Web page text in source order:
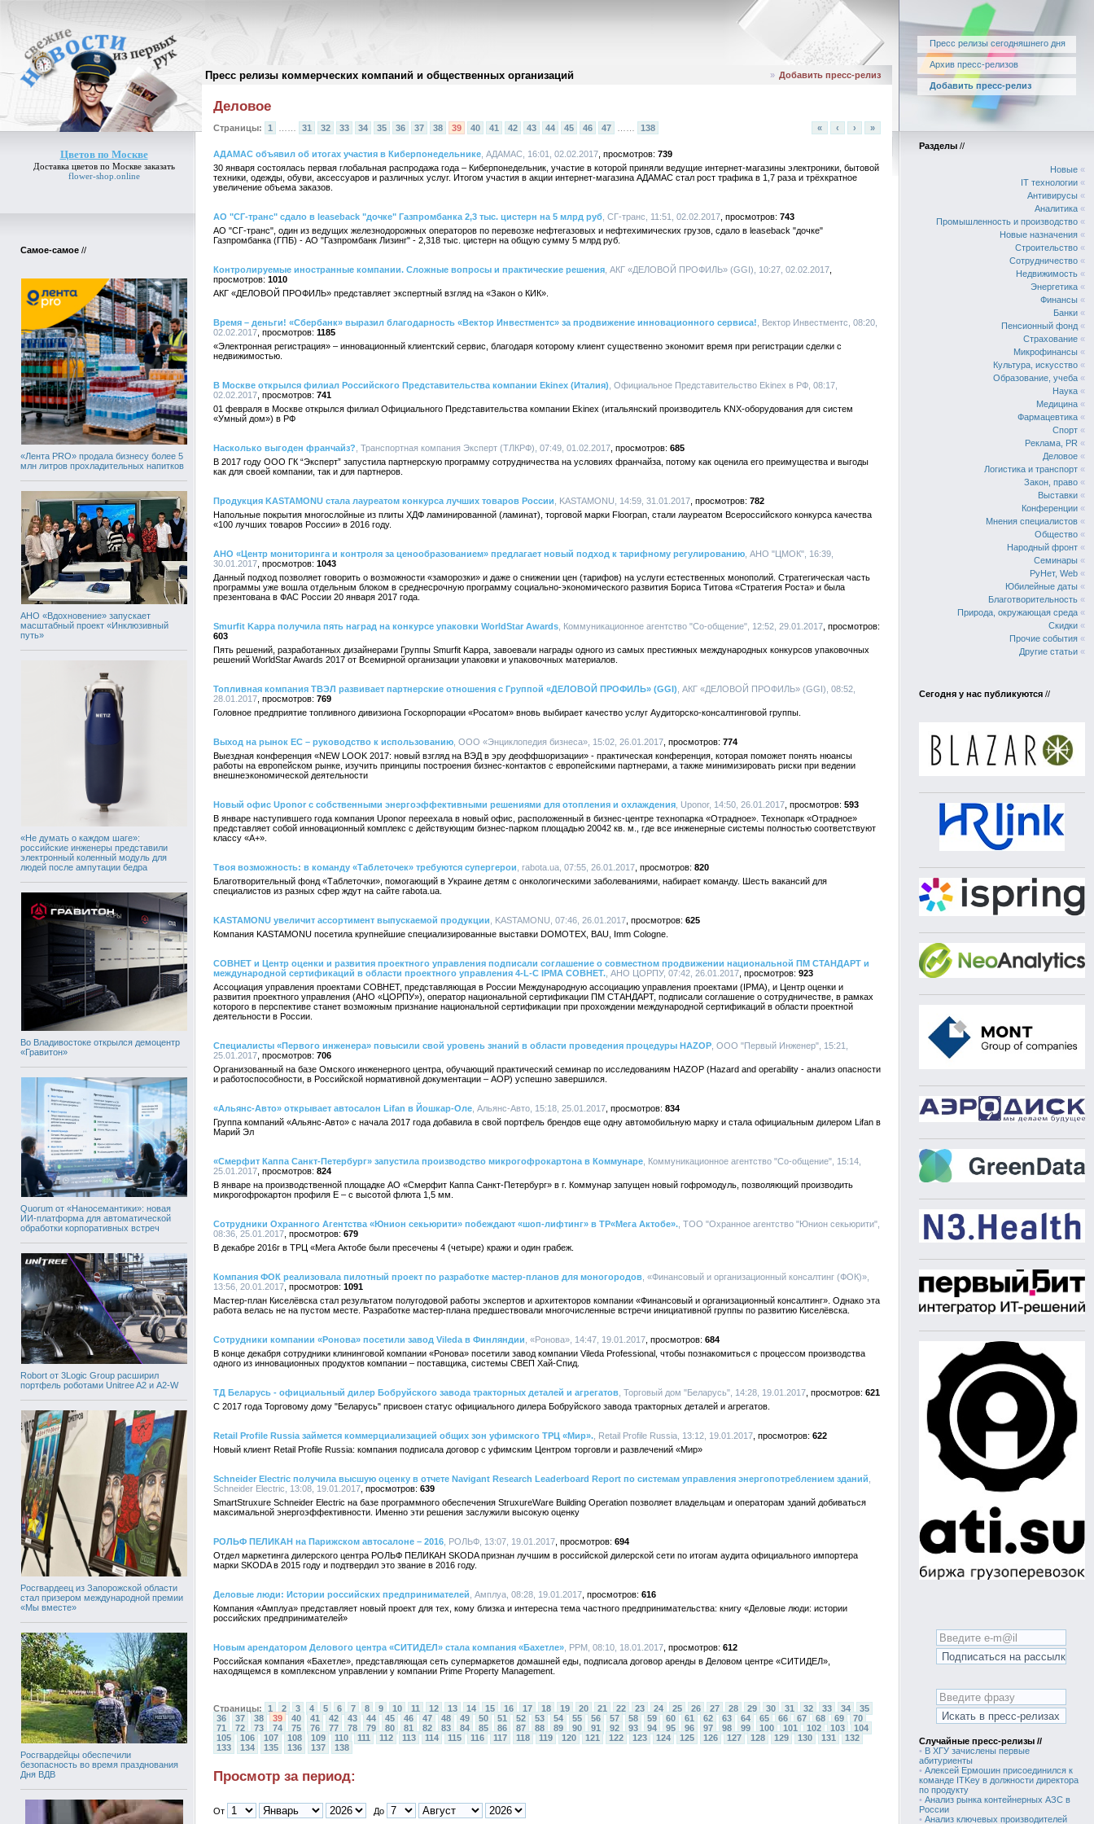
Пресс релизы коммерческих компаний и общественных организаций
Пресс релизы сегодняшнего дня
Архив пресс-релизов
Добавить пресс-релиз
Цветов по Москве
Доставка цветов по Москвезаказать
flower-shop.online
Самое-самое //
«Лента PRO» продала бизнесу более 5
млн литров прохладительных напитков
АНО «Вдохновение» запускает
масштабный проект «Инклюзивный
путь»
«Не думать о каждом шаге»:
российские инженеры представили
электронный коленный модуль для
людей после ампутации бедра
Во Владивостоке открылся демоцентр
«Гравитон»
Quorum от «Наносемантики»: новая
ИИ-платформа для автоматической
обработки корпоративных встреч
Robort от 3Logic Group расширил
портфель роботами Unitree A2 и A2-W
Росгвардеец из Запорожской области
стал призером международной премии
«Мы вместе»
Росгвардейцы обеспечили
безопасность во время празднования
Дня ВДВ
Архив пресс-релизов// » Добавить пресс-релиз
Деловое
Страницы: 1 31 32 33 34 35 36 37 38 39 40 41 42 43 44 45 46 47 138 « ‹ › »
АДАМАС объявил об итогах участия в Киберпонедельнике , АДАМАС, 16:01, 02.02.2017
739
30 января состоялась первая глобальная распродажа года – Киберпонедельник, участие в которой приняли ведущие интернет-магазины электроники, бытовой
техники, одежды, обуви, аксессуаров и различных услуг. Итогом участия в акции интернет-магазина АДАМАС стал рост трафика в 1,7 раза и трёхкратное
увеличение объема заказов.
АО "СГ-транс" сдало в leaseback "дочке" Газпромбанка 2,3 тыс. цистерн на 5 млрд руб , СГ-транс, 11:51, 02.02.2017
743
АО "СГ-транс", один из ведущих железнодорожных операторов по перевозке нефтегазовых и нефтехимических грузов, сдало в leaseback "дочке"
Газпромбанка (ГПБ) - АО "Газпромбанк Лизинг" - 2,318 тыс. цистерн на общую сумму 5 млрд руб.
Контролируемые иностранные компании. Сложные вопросы и практические решения , АКГ «ДЕЛОВОЙ ПРОФИЛЬ» (GGI), 10:27, 02.02.2017
1010
АКГ «ДЕЛОВОЙ ПРОФИЛЬ» представляет экспертный взгляд на «Закон о КИК».
Время – деньги! «Сбербанк» выразил благодарность «Вектор Инвестментс» за продвижение инновационного сервиса! , Вектор Инвестментс, 08:20,
02.02.2017
1185
«Электронная регистрация» – инновационный клиентский сервис, благодаря которому клиент существенно экономит время при регистрации сделки с
недвижимостью.
В Москве открылся филиал Российского Представительства компании Ekinex (Италия) , Официальное Представительство Ekinex в РФ, 08:17,
02.02.2017
741
01 февраля в Москве открылся филиал Официального Представительства компании Ekinex (итальянский производитель KNX-оборудования для систем
«Умный дом») в РФ
Насколько выгоден франчайз? , Транспортная компания Эксперт (ТЛКРФ), 07:49, 01.02.2017
685
В 2017 году ООО ГК “Эксперт” запустила партнерскую программу сотрудничества на условиях франчайза, потому как оценила его преимущества и выгоды
как для своей компании, так и для партнеров.
Продукция KASTAMONU стала лауреатом конкурса лучших товаров России , KASTAMONU, 14:59, 31.01.2017
782
Напольные покрытия многослойные из плиты ХДФ ламинированной (ламинат), торговой марки Floorpan, стали лауреатом Всероссийского конкурса качества
«100 лучших товаров России» в 2016 году.
АНО «Центр мониторинга и контроля за ценообразованием» предлагает новый подход к тарифному регулированию , АНО "ЦМОК", 16:39,
30.01.2017
1043
Данный подход позволяет говорить о возможности «заморозки» и даже о снижении цен (тарифов) на услуги естественных монополий. Стратегическая часть
программы уже вошла отдельным блоком в среднесрочную программу социально-экономического развития Бориса Титова «Стратегия Роста» и была
презентована в ФАС России 20 января 2017 года.
Smurfit Kappa получила пять наград на конкурсе упаковки WorldStar Awards , Коммуникационное агентство "Со-общение", 12:52, 29.01.2017
603
Пять решений, разработанных дизайнерами Группы Smurfit Kappa, завоевали награды одного из самых престижных международных конкурсов упаковочных
решений WorldStar Awards 2017 от Всемирной организации упаковки и упаковочных материалов.
Топливная компания ТВЭЛ развивает партнерские отношения с Группой «ДЕЛОВОЙ ПРОФИЛЬ» (GGI) , АКГ «ДЕЛОВОЙ ПРОФИЛЬ» (GGI), 08:52,
28.01.2017
769
Головное предприятие топливного дивизиона Госкорпорации «Росатом» вновь выбирает качество услуг Аудиторско-консалтинговой группы.
Выход на рынок ЕС – руководство к использованию , ООО «Энциклопедия бизнеса», 15:02, 26.01.2017
774
Выездная конференция «NEW LOOK 2017: новый взгляд на ВЭД в эру деоффшоризации» - практическая конференция, которая поможет понять нюансы
работы на европейском рынке, изучить принципы построения бизнес-контактов с европейскими партнерами, а также минимизировать риски при ведении
внешнеэкономической деятельности
Новый офис Uponor с собственными энергоэффективными решениями для отопления и охлаждения , Uponor, 14:50, 26.01.2017
593
В январе наступившего года компания Uponor переехала в новый офис, расположенный в бизнес-центре технопарка «Отрадное». Технопарк «Отрадное»
представляет собой инновационный комплекс с действующим бизнес-парком площадью 20042 кв. м., где все инженерные системы полностью соответствуют
классу «А+».
Твоя возможность: в команду «Таблеточек» требуются супергерои , rabota.ua, 07:55, 26.01.2017
820
Благотворительный фонд «Таблеточки», помогающий в Украине детям с онкологическими заболеваниями, набирает команду. Шесть вакансий для
специалистов из разных сфер ждут на сайте rabota.ua.
KASTAMONU увеличит ассортимент выпускаемой продукции , KASTAMONU, 07:46, 26.01.2017
625
Компания KASTAMONU посетила крупнейшие специализированные выставки DOMOTEX, BAU, Imm Cologne.
СОВНЕТ и Центр оценки и развития проектного управления подписали соглашение о совместном продвижении национальной ПМ СТАНДАРТ и
международной сертификаций в области проектного управления 4-L-C IPMA СОВНЕТ. , АНО ЦОРПУ, 07:42, 26.01.2017
923
Ассоциация управления проектами СОВНЕТ, представляющая в России Международную ассоциацию управления проектами (IPMA), и Центр оценки и
развития проектного управления (АНО «ЦОРПУ»), оператор национальной сертификации ПМ СТАНДАРТ, подписали соглашение о сотрудничестве, в рамках
которого в перспективе станет возможным признание национальной сертификации при прохождении международной сертификаций в области проектной
деятельности в России.
Специалисты «Первого инженера» повысили свой уровень знаний в области проведения процедуры HAZOP , ООО "Первый Инженер", 15:21,
25.01.2017
706
Организованный на базе Омского инженерного центра, обучающий практический семинар по исследованиям HAZOP (Hazard and operability - анализ опасности
и работоспособности, в Российской нормативной документации – АОР) успешно завершился.
«Альянс-Авто» открывает автосалон Lifan в Йошкар-Оле , Альянс-Авто, 15:18, 25.01.2017
834
Группа компаний «Альянс-Авто» с начала 2017 года добавила в свой портфель брендов еще одну автомобильную марку и стала официальным дилером Lifan в
Марий Эл
«Смерфит Каппа Санкт-Петербург» запустила производство микрогофрокартона в Коммунаре , Коммуникационное агентство "Со-общение", 15:14,
25.01.2017
824
В январе на производственной площадке АО «Смерфит Каппа Санкт-Петербург» в г. Коммунар запущен новый гофромодуль, позволяющий производить
микрогофрокартон профиля E – с высотой флюта 1,5 мм.
Сотрудники Охранного Агентства «Юнион секьюрити» побеждают «шоп-лифтинг» в ТР«Мега Актобе». , ТОО "Охранное агентство "Юнион секьюрити",
08:36, 25.01.2017
679
В декабре 2016г в ТРЦ «Мега Актобе были пресечены 4 (четыре) кражи и один грабеж.
Компания ФОК реализовала пилотный проект по разработке мастер-планов для моногородов , «Финансовый и организационный консалтинг (ФОК)»,
13:56, 20.01.2017
1091
Мастер-план Киселёвска стал результатом полугодовой работы экспертов и архитекторов компании «Финансовый и организационный консалтинг». Однако эта
работа велась не на пустом месте. Разработке мастер-плана предшествовали многочисленные встречи инициативной группы по развитию Киселёвска.
Сотрудники компании «Ронова» посетили завод Vileda в Финляндии , «Ронова», 14:47, 19.01.2017
684
В конце декабря сотрудники клининговой компании «Ронова» посетили завод компании Vileda Professional, чтобы познакомиться с процессом производства
одного из инновационных продуктов компании – поставщика, системы СВЕП Хай-Спид.
ТД Беларусь - официальный дилер Бобруйского завода тракторных деталей и агрегатов , Торговый дом "Беларусь", 14:28, 19.01.2017
621
С 2017 года Торговому дому "Беларусь" присвоен статус официального дилера Бобруйского завода тракторных деталей и агрегатов.
Retail Profile Russia займется коммерциализацией общих зон уфимского ТРЦ «Мир». , Retail Profile Russia, 13:12, 19.01.2017
622
Новый клиент Retail Profile Russia: компания подписала договор с уфимским Центром торговли и развлечений «Мир»
Schneider Electric получила высшую оценку в отчете Navigant Research Leaderboard Report по системам управления энергопотреблением зданий
Schneider Electric, 13:08, 19.01.2017
639
SmartStruxure Schneider Electric на базе программного обеспечения StruxureWare Building Operation позволяет владельцам и операторам зданий добиваться
максимальной энергоэффективности. Именно эти решения заслужили высокую оценку
РОЛЬФ ПЕЛИКАН на Парижском автосалоне – 2016 , РОЛЬФ, 13:07, 19.01.2017
694
Отдел маркетинга дилерского центра РОЛЬФ ПЕЛИКАН SKODA признан лучшим в российской дилерской сети по итогам аудита официального импортера
марки SKODA в 2015 году и подтвердил это звание в 2016 году.
Деловые люди: Истории российских предпринимателей , Амплуа, 08:28, 19.01.2017
616
Компания «Амплуа» представляет новый проект для тех, кому близка и интересна тема частного предпринимательства: книгу «Деловые люди: истории
российских предпринимателей»
Новым арендатором Делового центра «СИТИДЕЛ» стала компания «Бахетле» , PPM, 08:10, 18.01.2017
612
Российская компания «Бахетле», представляющая сеть супермаркетов домашней еды, подписала договор аренды в Деловом центре «СИТИДЕЛ»,
находящемся в комплексном управлении у компании Prime Property Management.
Страницы: 1 2 3 4 5 6 7 8 9 10 11 12 13 14 15 16 17 18 19 20 21 22 23 24 25 26 27 28 29 30 31 32 33 34
35
36
37 38 39 40 41 42 43 44 45 46 47 48 49 50 51 52 53 54 55 56 57 58 59 60 61 62 63 64 65 66 67 68 69
70
71
72 73 74 75 76 77 78 79 80 81 82 83 84 85 86 87 88 89 90 91 92 93 94 95 96 97 98 99 100 101 102 103
104
105
106 107 108 109 110 111 112 113 114 115 116 117 118 119 120 121 122 123 124 125 126 127 128 129 130 131
132
133
134 135 136 137 138
Просмотр за период:
От До
Разделы //
Новые «
IT технологии «
Антивирусы «
Аналитика «
Промышленность и производство «
Новые назначения «
Строительство «
Сотрудничество «
Недвижимость «
Энергетика «
Финансы «
Банки «
Пенсионный фонд «
Страхование «
Микрофинансы «
Культура, искусство «
Образование, учеба «
Наука «
Медицина «
Фармацевтика «
Спорт «
Реклама, PR «
Деловое «
Логистика и транспорт «
Закон, право «
Выставки «
Конференции «
Мнения специалистов «
Общество «
Народный фронт «
Семинары «
РуНет, Web «
Юбилейные даты «
Благотворительность «
Природа, окружающая среда «
Скидки «
Прочие события «
Другие статьи «
Сегодня у нас публикуются //
Случайные пресс-релизы //
• В ХГУ зачислены первые
абитуриенты
• Алексей Ермошин присоединился к
команде ITKey в должности директора
по продукту
• Анализ рынка контейнерных АЗС в
России
• Анализ ключевых производителей